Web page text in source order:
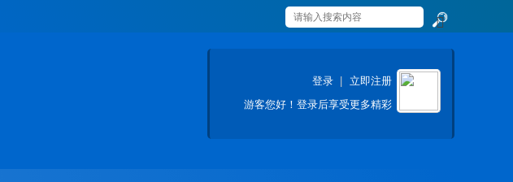
索
登录
立即注册
游客您好！登录后享受更多精彩